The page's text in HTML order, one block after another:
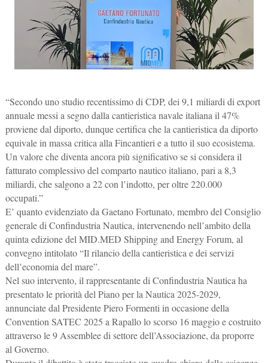
“Secondo uno studio recentissimo di CDP, dei 9,1 miliardi di export
annuale messi a segno dalla cantieristica navale italiana il 47%
proviene dal diporto, dunque certifica che la cantieristica da diporto
equivale in massa critica alla Fincantieri e a tutto il suo ecosistema.
Un valore che diventa ancora più significativo se si considera il
fatturato complessivo del comparto nautico italiano, pari a 8,3
miliardi, che salgono a 22 con l’indotto, per oltre 220.000
occupati.”
E’ quanto evidenziato da Gaetano Fortunato, membro del Consiglio
generale di Confindustria Nautica, intervenendo nell’ambito della
quinta edizione del MID.MED Shipping and Energy Forum, al
convegno intitolato “Il rilancio della cantieristica e dei servizi
dell’economia del mare”.
Nel suo intervento, il rappresentante di Confindustria Nautica ha
presentato le priorità del Piano per la Nautica 2025-2029,
annunciate dal Presidente Piero Formenti in occasione della
Convention SATEC 2025 a Rapallo lo scorso 16 maggio e costruito
attraverso le 9 Assemblee di settore dell’Associazione, da proporre
al Governo.